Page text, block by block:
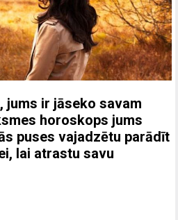
jums ir jāseko savam
horoskops jums
puses vajadzētu parādīt
lai atrastu savu